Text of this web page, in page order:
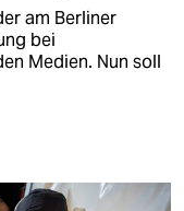
am Berliner
bei
Medien. Nun soll